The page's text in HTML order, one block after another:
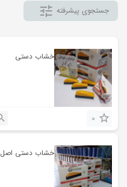
جستجوی پیشرفته
خشاب دستی
0
خشاب دستی اصل